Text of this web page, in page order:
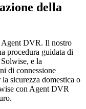
della
Agent DVR. Il nostro
procedura guidata di
e la
di connessione
sicurezza domestica o
con Agent DVR